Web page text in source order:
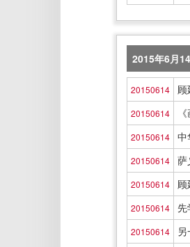
2015年6月
20150614
20150614
20150614 中
20150614 萨
20150614
20150614 先
20150614